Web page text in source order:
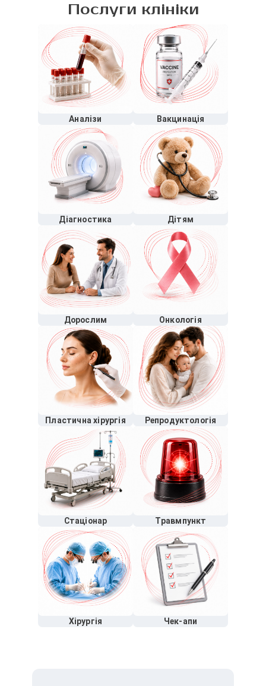
Послуги клініки
Аналізи Вакцинація
Діагностика Дітям
Дорослим Онкологія
Пластична хірургія Репродуктологія
Стаціонар Травмпункт
Хірургія Чек-апи